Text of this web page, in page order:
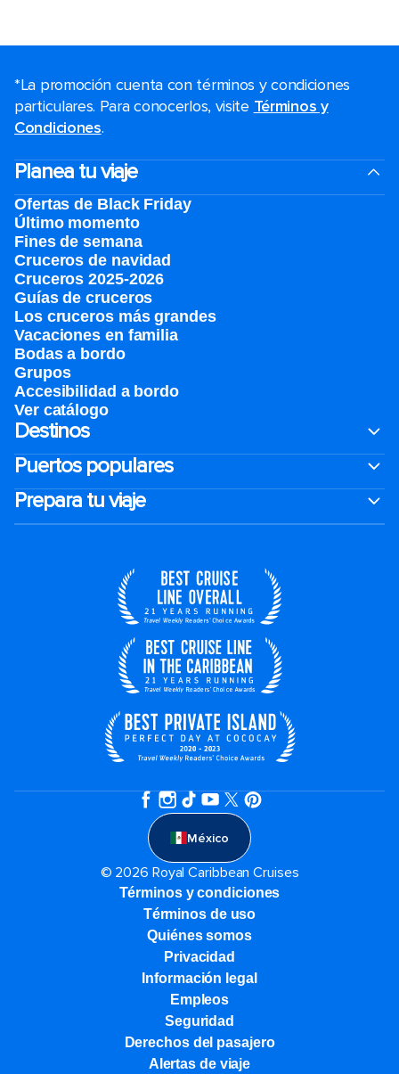
*La promoción cuenta con términos y condiciones
particulares. Para conocerlos, visite Términos y
Condiciones.
Planea tu viaje
Ofertas de Black Friday
Último momento
Fines de semana
Cruceros de navidad
Cruceros 2025-2026
Guías de cruceros
Los cruceros más grandes
Vacaciones en familia
Bodas a bordo
Grupos
Accesibilidad a bordo
Ver catálogo
Destinos
Puertos populares
Prepara tu viaje
México
© 2026 Royal Caribbean Cruises
Términos y condiciones
Términos de uso
Quiénes somos
Privacidad
Información legal
Empleos
Seguridad
Derechos del pasajero
Alertas de viaje